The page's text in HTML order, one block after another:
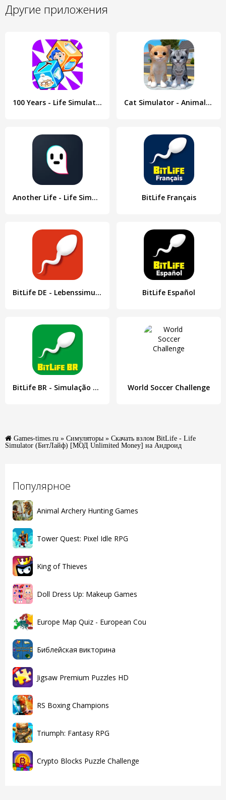
Популярное
Animal Archery Hunting Games
Tower Quest: Pixel Idle RPG
King of Thieves
Doll Dress Up: Makeup Games
Europe Map Quiz - European Cou
Библейская викторина
Jigsaw Premium Puzzles HD
RS Boxing Champions
Triumph: Fantasy RPG
Crypto Blocks Puzzle Challenge
Другие приложения
100 Years - Life Simulator Cat Simulator - Animal Life
Another Life - Life Simulator BitLife Français
BitLife DE - Lebenssimulation BitLife Español
BitLife BR - Simulação de vida World Soccer Challenge
Games-times.ru » Симуляторы » Скачать взлом BitLife - Life
Simulator (БитЛайф) [МОД Unlimited Money] на Андроид